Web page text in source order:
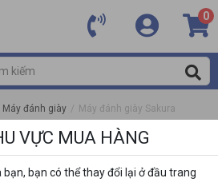
0
Máy đánh giày / Máy đánh giày Sakura
VỰC MUA HÀNG
bạn có thể thay đổi lại ở đầu trang